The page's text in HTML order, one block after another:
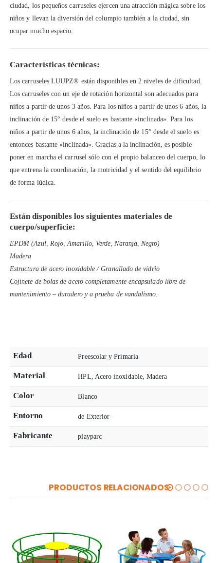
ciudad, los pequeños carruseles ejercen una atracción mágica sobre los
niños y llevan la diversión del columpio también a la ciudad, sin
ocupar mucho espacio.
Características técnicas:
Los carruseles LUUPZ® están disponibles en 2 niveles de dificultad.
Los carruseles con un eje de rotación horizontal son adecuados para
niños a partir de unos 3 años. Para los niños a partir de unos 6 años, la
inclinación de 15° desde el suelo es bastante «inclinada». Para los
niños a partir de unos 6 años, la inclinación de 15° desde el suelo es
entonces bastante «inclinada». Gracias a la inclinación, es posible
poner en marcha el carrusel sólo con el propio balanceo del cuerpo, lo
que entrena la coordinación, la motricidad y el sentido del equilibrio
de forma lúdica.
Están disponibles los siguientes materiales de
cuerpo/superficie:
EPDM (Azul, Rojo, Amarillo, Verde, Naranja, Negro)
Madera
Estructura de acero inoxidable / Granallado de vidrio
Cojinete de bolas de acero completamente encapsulado libre de
mantenimiento – duradero y a prueba de vandalismo.
Edad Preescolar y Primaria
Material HPL, Acero inoxidable, Madera
Color Blanco
Entorno de Exterior
Fabricante playparc
PRODUCTOS RELACIONADOS